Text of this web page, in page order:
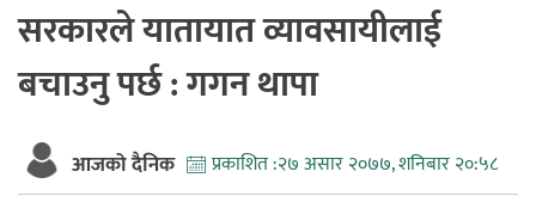
सरकारले यातायात व्यावसायीलाई
बचाउनु पर्छ : गगन थापा
आजको दैनिक प्रकाशित :२७ असार २०७७, शनिबार २०:५८